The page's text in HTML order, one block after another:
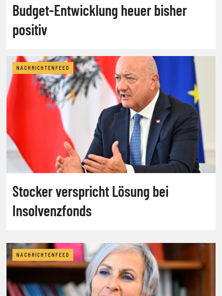
Budget-Entwicklung heuer bisher
positiv
NACHRICHTENFEED
Stocker verspricht Lösung bei
Insolvenzfonds
NACHRICHTENFEED